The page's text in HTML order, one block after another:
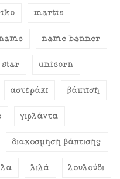
martis
name banner
star unicorn
αστεράκι βάπτιση
γιρλάντα
διακόσμηση βάπτισης
λιλά λουλούδι